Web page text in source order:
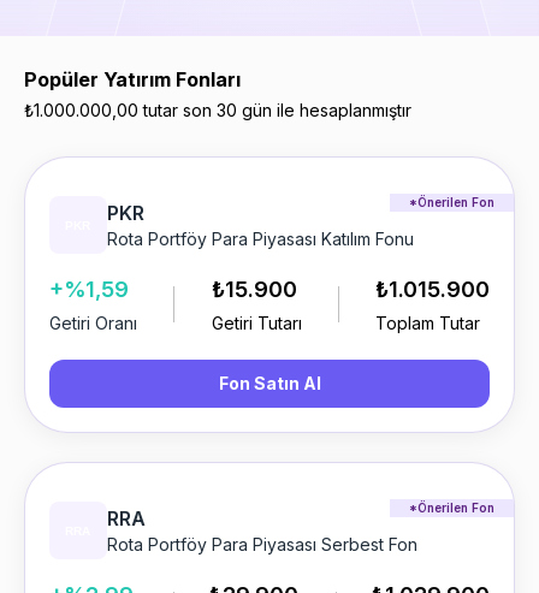
Popüler Yatırım Fonları
₺1.000.000,00 tutar son 30 gün ile hesaplanmıştır
*Önerilen Fon
PKR
Rota Portföy Para Piyasası Katılım Fonu
+%1,59
Getiri Oranı
₺15.900
Getiri Tutarı
₺1.015.900
Toplam Tutar
Fon Satın Al
*Önerilen Fon
RRA
Rota Portföy Para Piyasası Serbest Fon